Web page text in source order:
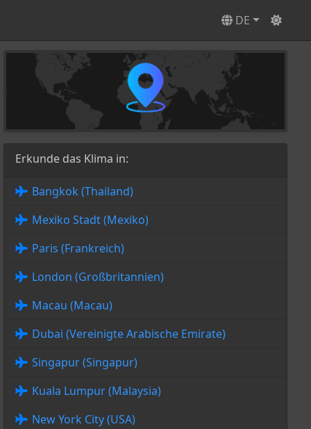
DE
Erkunde das Klima in:
Bangkok (Thailand)
Mexiko Stadt (Mexiko)
Paris (Frankreich)
London (Großbritannien)
Macau (Macau)
Dubai (Vereinigte Arabische Emirate)
Singapur (Singapur)
Kuala Lumpur (Malaysia)
New York City (USA)